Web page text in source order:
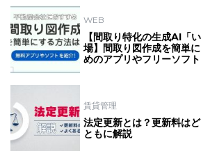
WEB
【間取り特化の生成AI「
場】間取り図作成を簡単
めのアプリやフリーソフ
賃貸管理
法定更新とは？更新料は
ともに解説